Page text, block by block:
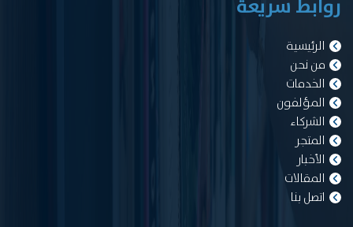
روابط سريعة
الرئيسية
من نحن
الخدمات
المؤلفون
الشركاء
المتجر
الأخبار
المقالات
اتصل بنا